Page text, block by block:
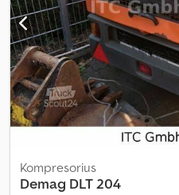
Kompresorius
Demag DLT 204